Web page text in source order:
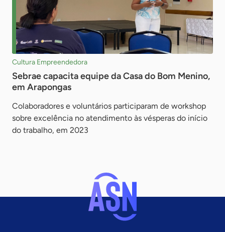
Cultura Empreendedora
Sebrae capacita equipe da Casa do Bom Menino,
em Arapongas
Colaboradores e voluntários participaram de workshop
sobre excelência no atendimento às vésperas do início
do trabalho, em 2023